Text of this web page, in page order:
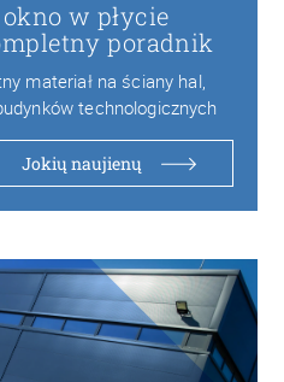
w płycie
poradnik
materiał na ściany hal,
technologicznych
Jokių naujienų